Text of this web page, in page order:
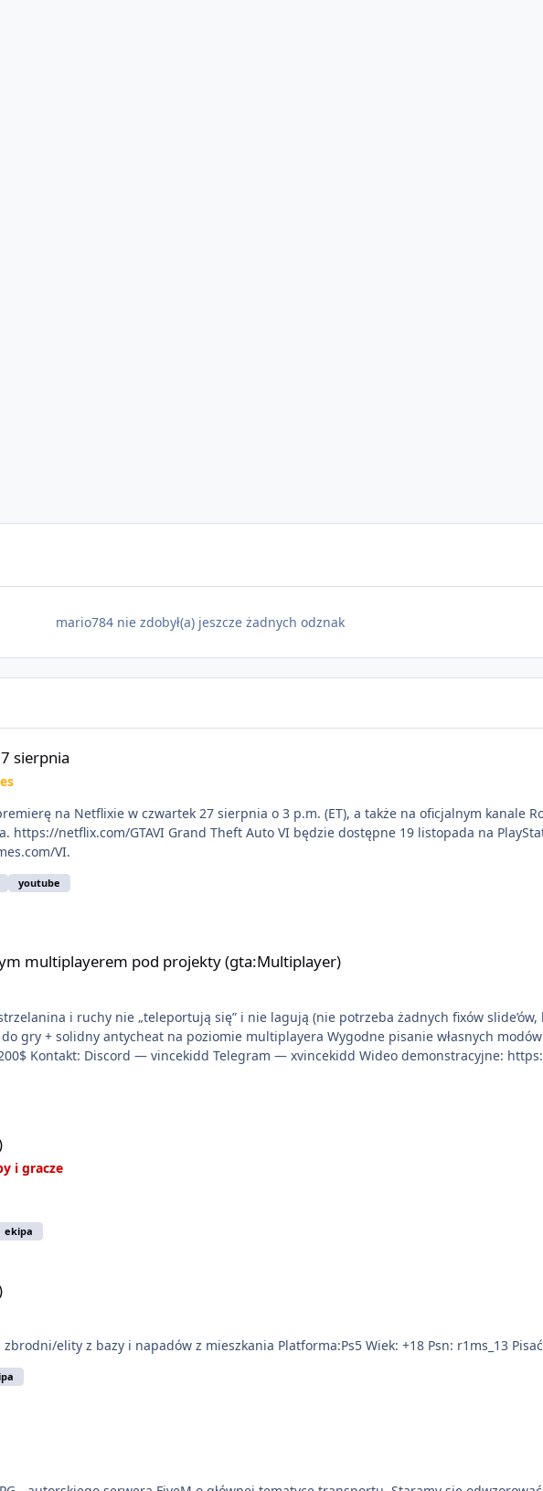
mario784 nie zdobył(a) jeszcze żadnych odznak
sierpnia
na Netflixie w czwartek 27 sierpnia o 3 p.m. (ET), a także na oficjalnym kanale
https://netflix.com/GTAVI Grand Theft Auto VI będzie dostępne 19 listopada na
VI.
youtube
multiplayerem pod projekty (gta:Multiplayer)
i ruchy nie „teleportują się” i nie lagują (nie potrzeba żadnych fixów
gry + solidny antycheat na poziomie multiplayera Wygodne pisanie własnych
napisania własnego modułu) Cena: 200$ Kontakt: Discord — vincekidd Telegram — xvincekidd Wideo
i gracze
ekipa
elity z bazy i napadów z mieszkania Platforma:Ps5 Wiek: +18 Psn: r1ms_13